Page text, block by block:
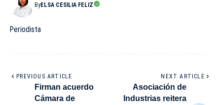
ByELSA CESILIA FELIZ
Periodista
PREVIOUS ARTICLE
Firman acuerdo
Cámara de
NEXT ARTICLE
Asociación de
Industrias reitera